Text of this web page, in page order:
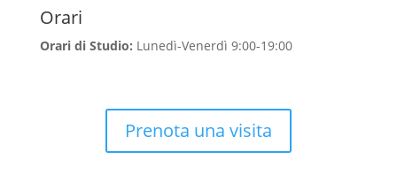
Orari
Orari di Studio: Lunedì-Venerdì 9:00-19:00
Prenota una visita